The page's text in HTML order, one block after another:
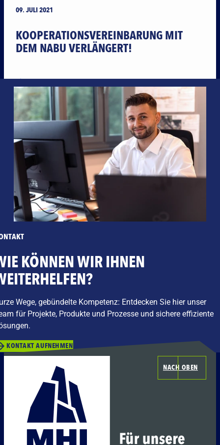
09. JULI 2021
KOOPERATIONSVEREINBARUNG MIT
DEM NABU VERLÄNGERT!
MEHR ERFAHREN
KÖNNEN WIR IHNEN
Wege, gebündelte Kompetenz: Entdecken Sie hier unser
für Projekte, Produkte und Prozesse und sichere effiziente
KONTAKT AUFNEHMEN
NACH OBEN